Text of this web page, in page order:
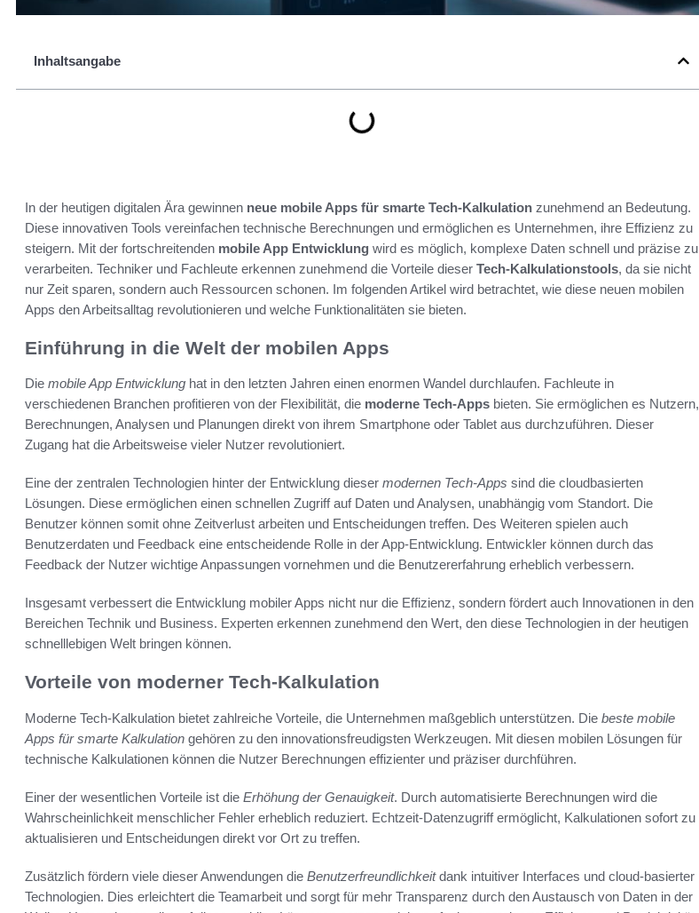
Inhaltsangabe
In der heutigen digitalen Ära gewinnen neue mobile Apps für smarte Tech-Kalkulation zunehmend an Bedeutung.
Diese innovativen Tools vereinfachen technische Berechnungen und ermöglichen es Unternehmen, ihre Effizienz zu
steigern. Mit der fortschreitenden mobile App Entwicklung wird es möglich, komplexe Daten schnell und präzise zu
verarbeiten. Techniker und Fachleute erkennen zunehmend die Vorteile dieser Tech-Kalkulationstools, da sie nicht
nur Zeit sparen, sondern auch Ressourcen schonen. Im folgenden Artikel wird betrachtet, wie diese neuen mobilen
Apps den Arbeitsalltag revolutionieren und welche Funktionalitäten sie bieten.
Einführung in die Welt der mobilen Apps
Die mobile App Entwicklung hat in den letzten Jahren einen enormen Wandel durchlaufen. Fachleute in
verschiedenen Branchen profitieren von der Flexibilität, die moderne Tech-Apps bieten. Sie ermöglichen es Nutzern,
Berechnungen, Analysen und Planungen direkt von ihrem Smartphone oder Tablet aus durchzuführen. Dieser
Zugang hat die Arbeitsweise vieler Nutzer revolutioniert.
Eine der zentralen Technologien hinter der Entwicklung dieser modernen Tech-Apps sind die cloudbasierten
Lösungen. Diese ermöglichen einen schnellen Zugriff auf Daten und Analysen, unabhängig vom Standort. Die
Benutzer können somit ohne Zeitverlust arbeiten und Entscheidungen treffen. Des Weiteren spielen auch
Benutzerdaten und Feedback eine entscheidende Rolle in der App-Entwicklung. Entwickler können durch das
Feedback der Nutzer wichtige Anpassungen vornehmen und die Benutzererfahrung erheblich verbessern.
Insgesamt verbessert die Entwicklung mobiler Apps nicht nur die Effizienz, sondern fördert auch Innovationen in den
Bereichen Technik und Business. Experten erkennen zunehmend den Wert, den diese Technologien in der heutigen
schnelllebigen Welt bringen können.
Vorteile von moderner Tech-Kalkulation
Moderne Tech-Kalkulation bietet zahlreiche Vorteile, die Unternehmen maßgeblich unterstützen. Die beste mobile
Apps für smarte Kalkulation gehören zu den innovationsfreudigsten Werkzeugen. Mit diesen mobilen Lösungen für
technische Kalkulationen können die Nutzer Berechnungen effizienter und präziser durchführen.
Einer der wesentlichen Vorteile ist die Erhöhung der Genauigkeit. Durch automatisierte Berechnungen wird die
Wahrscheinlichkeit menschlicher Fehler erheblich reduziert. Echtzeit-Datenzugriff ermöglicht, Kalkulationen sofort zu
aktualisieren und Entscheidungen direkt vor Ort zu treffen.
Zusätzlich fördern viele dieser Anwendungen die Benutzerfreundlichkeitdank intuitiver Interfaces und cloud-basierter
Technologien. Dies erleichtert die Teamarbeit und sorgt für mehr Transparenz durch den Austausch von Daten in der